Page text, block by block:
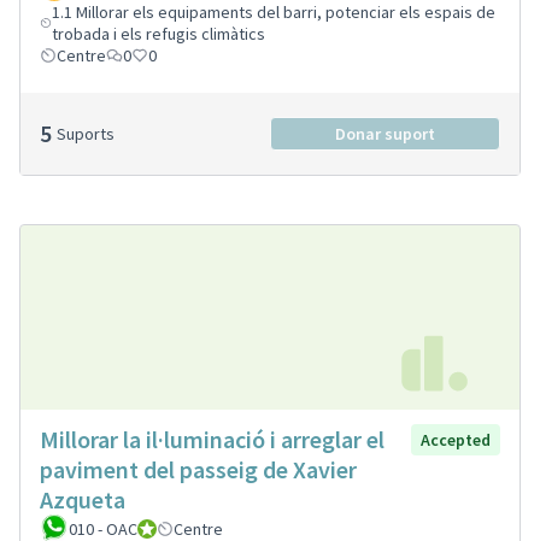
1.1 Millorar els equipaments del barri, potenciar els espais de
trobada i els refugis climàtics
Centre
0 0
5 Suports Donar suport
Millorar la il·luminació i arreglar el
paviment del passeig de Xavier
Azqueta
Accepted
010 - OAC010 - Oficina d'Atenció Ciutadana
Centre